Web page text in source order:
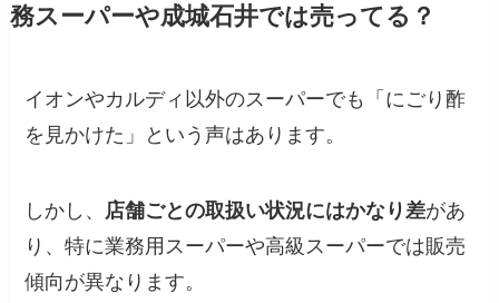
務スーパーや成城石井では売ってる？
イオンやカルディ以外のスーパーでも「にごり酢
を見かけた」という声はあります。
しかし、 店舗ごとの取扱い状況にはかなり差があ
り、特に業務用スーパーや高級スーパーでは販売
傾向が異なります。